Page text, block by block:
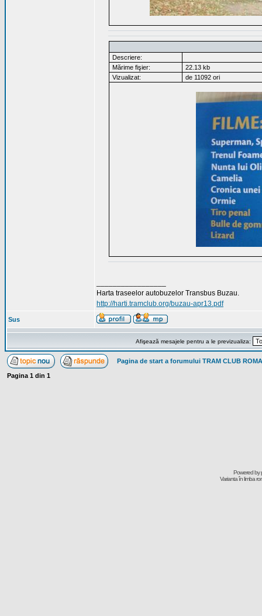
Descriere:
Mărime fişier:
22.13 kb
Vizualizat:
de 11092 ori
Harta traseelor autobuzelor Transbus Buzau.
http://harti.tramclub.org/buzau-apr13.pdf
Sus
Afişează mesajele pentru a le previzualiza:
Pagina de start a forumului TRAM CLUB
Pagina 1 din 1
Powered by
Varianta în limba